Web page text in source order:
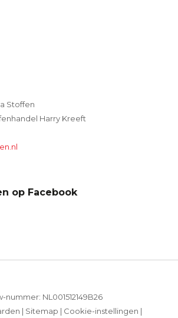
Stoffen
Harry Kreeft
op Facebook
nummer: NL001512149B26
| Sitemap | Cookie-instellingen |